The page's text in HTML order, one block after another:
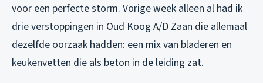
voor een perfecte storm. Vorige week alleen al had ik
drie verstoppingen in Oud Koog A/D Zaan die allemaal
dezelfde oorzaak hadden: een mix van bladeren en
keukenvetten die als beton in de leiding zat.